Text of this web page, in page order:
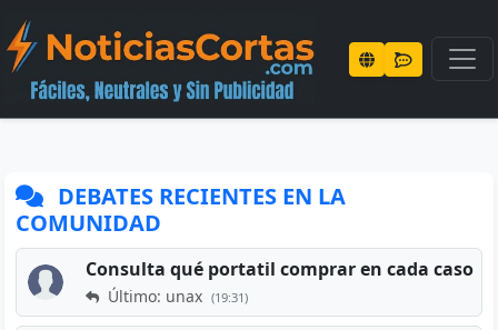
DEBATES RECIENTES EN LA
COMUNIDAD
Consulta qué portatil comprar en cada caso
Último: unax (19:31)